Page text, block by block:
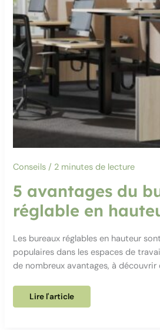
Conseils / 2 minutes de lecture
5 avantages du
réglable en
Les bureaux réglables en hauteur
populaires dans les espaces de
de nombreux avantages, à
5
du
Lire l'article